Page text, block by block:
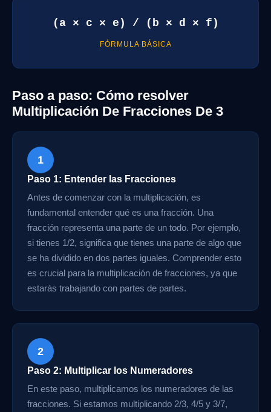
(a × c × e) / (b × d × f)
FÓRMULA BÁSICA
Paso a paso: Cómo resolver
Multiplicación De Fracciones De 3
1
Paso 1: Entender las Fracciones
Antes de comenzar con la multiplicación, es
fundamental entender qué es una fracción. Una
fracción representa una parte de un todo. Por ejemplo,
si tienes 1/2, significa que tienes una parte de algo que
se ha dividido en dos partes iguales. Comprender esto
es crucial para la multiplicación de fracciones, ya que
estarás trabajando con partes de partes.
2
Paso 2: Multiplicar los Numeradores
En este paso, multiplicamos los numeradores de las
fracciones. Si estamos multiplicando 2/3, 4/5 y 3/7,